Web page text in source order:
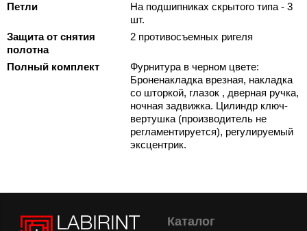
Петли
На подшипниках скрытого типа - 3
шт.
Защита от снятия
полотна
2 противосъемных ригеля
Полный комплект
Фурнитура в черном цвете:
Броненакладка врезная, накладка
со шторкой, глазок , дверная ручка,
ночная задвижка. Цилиндр ключ-
вертушка (производитель не
регламентируется), регулируемый
эксцентрик.
Каталог